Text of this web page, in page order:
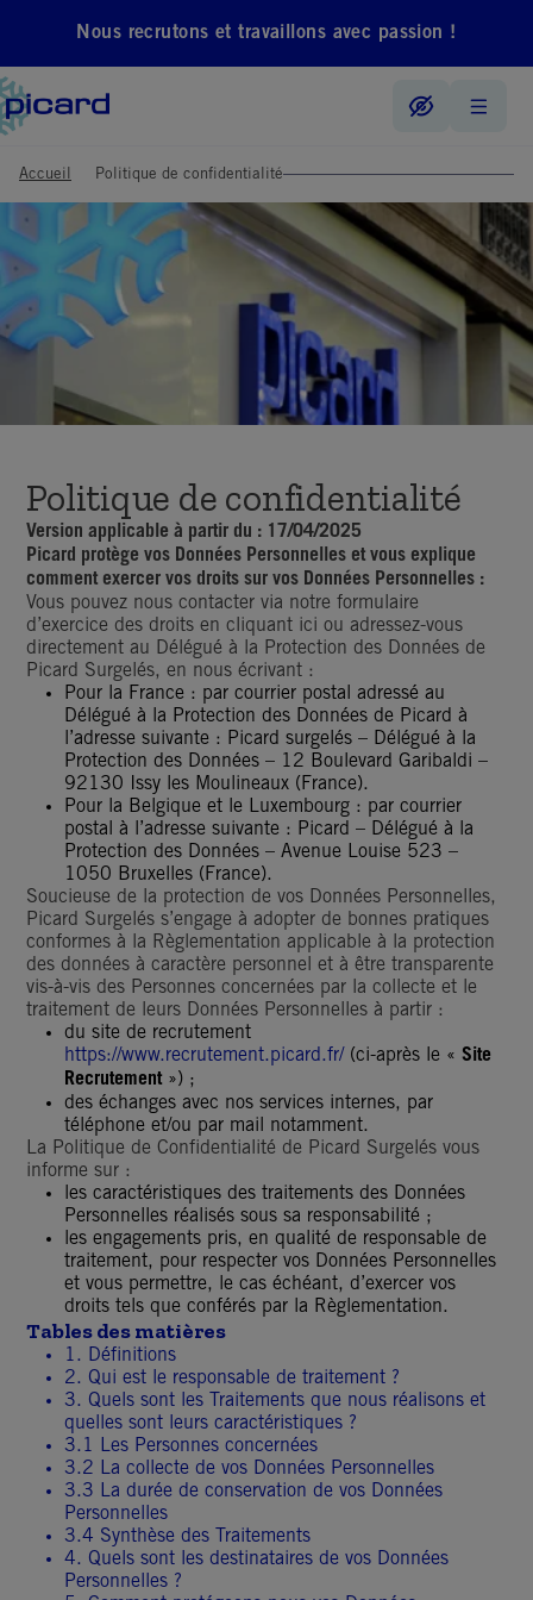
Nous recrutons et travaillons avec passion !
Accueil Politique de confidentialité
Politique de confidentialité
Version applicable à partir du : 17/04/2025
Picard protège vos Données Personnelles et vous explique
comment exercer vos droits sur vos Données Personnelles :
Vous pouvez nous contacter via notre formulaire
d’exercice des droits en cliquant ici ou adressez-vous
directement au Délégué à la Protection des Données de
Picard Surgelés, en nous écrivant :
Pour la France : par courrier postal adressé au
Délégué à la Protection des Données de Picard à
l’adresse suivante : Picard surgelés – Délégué à la
Protection des Données – 12 Boulevard Garibaldi –
92130 Issy les Moulineaux (France).
Pour la Belgique et le Luxembourg : par courrier
postal à l’adresse suivante : Picard – Délégué à la
Protection des Données – Avenue Louise 523 –
1050 Bruxelles (France).
Soucieuse de la protection de vos Données Personnelles,
Picard Surgelés s’engage à adopter de bonnes pratiques
conformes à la Règlementation applicable à la protection
des données à caractère personnel et à être transparente
vis-à-vis des Personnes concernées par la collecte et le
traitement de leurs Données Personnelles à partir :
du site de recrutement
https://www.recrutement.picard.fr/ (ci-après le «Site
Recrutement») ;
des échanges avec nos services internes, par
téléphone et/ou par mail notamment.
La Politique de Confidentialité de Picard Surgelés vous
informe sur :
les caractéristiques des traitements des Données
Personnelles réalisés sous sa responsabilité ;
les engagements pris, en qualité de responsable de
traitement, pour respecter vos Données Personnelles
et vous permettre, le cas échéant, d’exercer vos
droits tels que conférés par la Règlementation.
Tables des matières
1. Définitions
2. Qui est le responsable de traitement ?
3. Quels sont les Traitements que nous réalisons et
quelles sont leurs caractéristiques ?
3.1 Les Personnes concernées
3.2 La collecte de vos Données Personnelles
3.3 La durée de conservation de vos Données
Personnelles
3.4 Synthèse des Traitements
4. Quels sont les destinataires de vos Données
Personnelles ?